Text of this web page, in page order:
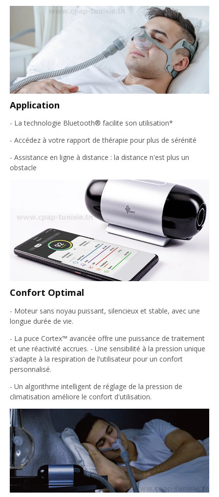
Application
- La technologie Bluetooth® facilite son utilisation*
- Accédez à votre rapport de thérapie pour plus de sérénité
- Assistance en ligne à distance : la distance n'est plus un
obstacle
Confort Optimal
- Moteur sans noyau puissant, silencieux et stable, avec une
longue durée de vie.
- La puce Cortex™ avancée offre une puissance de traitement
et une réactivité accrues. - Une sensibilité à la pression unique
s'adapte à la respiration de l'utilisateur pour un confort
personnalisé.
- Un algorithme intelligent de réglage de la pression de
climatisation améliore le confort d'utilisation.